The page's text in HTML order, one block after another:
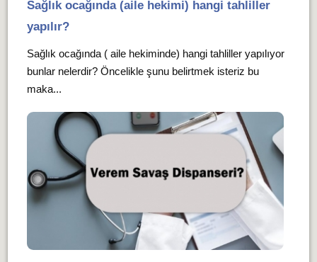
Sağlık ocağında (aile hekimi) hangi tahliller
yapılır?
Sağlık ocağında ( aile hekiminde) hangi tahliller yapılıyor
bunlar nelerdir? Öncelikle şunu belirtmek isteriz bu
maka...